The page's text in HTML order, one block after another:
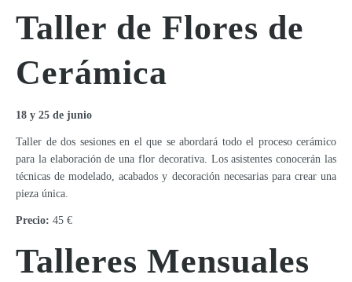
Taller de Flores de
Cerámica
18 y 25 de junio
Taller de dos sesiones en el que se abordará todo el proceso cerámico
para la elaboración de una flor decorativa. Los asistentes conocerán las
técnicas de modelado, acabados y decoración necesarias para crear una
pieza única.
Precio: 45 €
Talleres Mensuales